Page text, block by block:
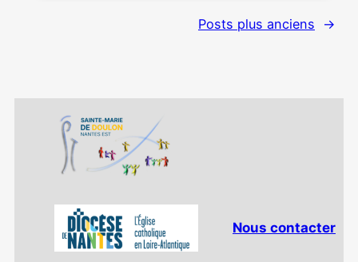
Posts plus anciens →
Nous contacter